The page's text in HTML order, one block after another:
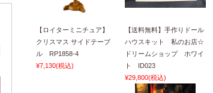
【ロイターミニチュア】
クリスマス サイドテーブ
ル RP1858-4
¥7,130(税込)
【送料無料】手作りドール
ハウスキット 私のお店☆
ドリームショップ ホワイ
ト ID023
¥29,800(税込)